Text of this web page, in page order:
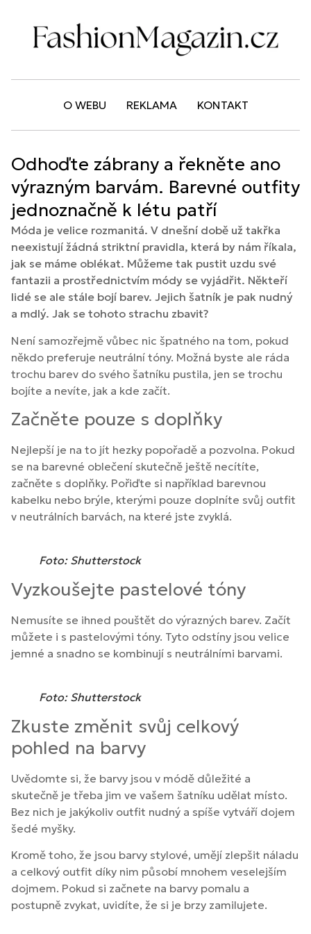
O WEBU REKLAMA KONTAKT
Odhoďte zábrany a řekněte ano
výrazným barvám. Barevné outfity
jednoznačně k létu patří
Móda je velice rozmanitá. V dnešní době už takřka
neexistují žádná striktní pravidla, která by nám říkala,
jak se máme oblékat. Můžeme tak pustit uzdu své
fantazii a prostřednictvím módy se vyjádřit. Někteří
lidé se ale stále bojí barev. Jejich šatník je pak nudný
a mdlý. Jak se tohoto strachu zbavit?
Není samozřejmě vůbec nic špatného na tom, pokud
někdo preferuje neutrální tóny. Možná byste ale ráda
trochu barev do svého šatníku pustila, jen se trochu
bojíte a nevíte, jak a kde začít.
Začněte pouze s doplňky
Nejlepší je na to jít hezky popořadě a pozvolna. Pokud
se na barevné oblečení skutečně ještě necítíte,
začněte s doplňky. Pořiďte si například barevnou
kabelku nebo brýle, kterými pouze doplníte svůj outfit
v neutrálních barvách, na které jste zvyklá.
Foto: Shutterstock
Vyzkoušejte pastelové tóny
Nemusíte se ihned pouštět do výrazných barev. Začít
můžete i s pastelovými tóny. Tyto odstíny jsou velice
jemné a snadno se kombinují s neutrálními barvami.
Foto: Shutterstock
Zkuste změnit svůj celkový
pohled na barvy
Uvědomte si, že barvy jsou v módě důležité a
skutečně je třeba jim ve vašem šatníku udělat místo.
Bez nich je jakýkoliv outfit nudný a spíše vytváří dojem
šedé myšky.
Kromě toho, že jsou barvy stylové, umějí zlepšit náladu
a celkový outfit díky nim působí mnohem veselejším
dojmem. Pokud si začnete na barvy pomalu a
postupně zvykat, uvidíte, že si je brzy zamilujete.